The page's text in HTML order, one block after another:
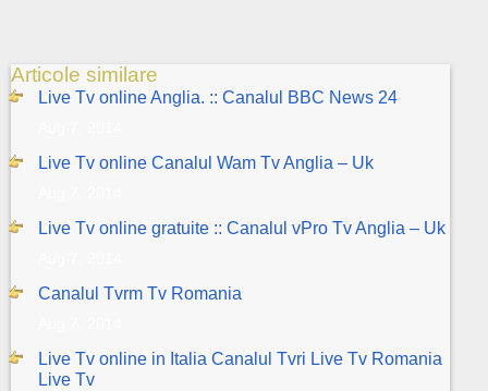
Articole similare
Live Tv online Anglia. :: Canalul BBC News 24
Live Tv online Canalul Wam Tv Anglia – Uk
Live Tv online gratuite :: Canalul vPro Tv Anglia – Uk
Canalul Tvrm Tv Romania
Live Tv online in Italia Canalul Tvri Live Tv Romania
Live Tv